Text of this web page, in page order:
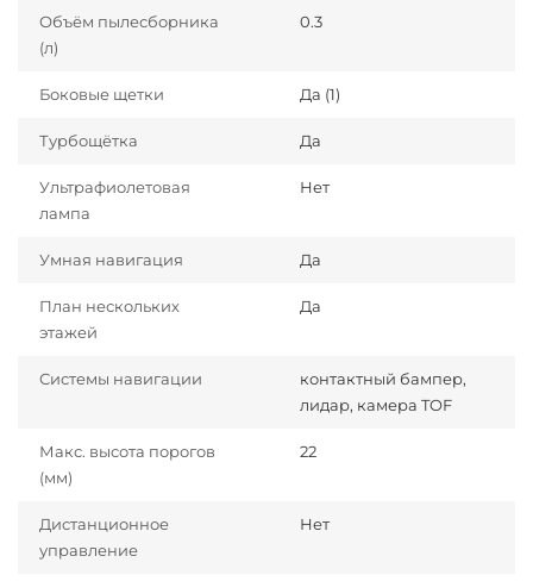
Объём пылесборника
(л)
0.3
Боковые щетки Да (1)
Турбощётка Да
Ультрафиолетовая
лампа
Нет
Умная навигация Да
План нескольких
этажей
Да
Системы навигации
контактный бампер,
лидар, камера TOF
Макс. высота порогов
(мм)
22
Дистанционное
управление
Нет